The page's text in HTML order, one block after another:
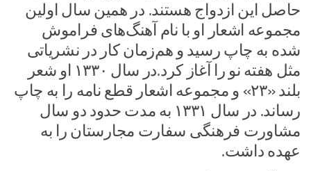
حاصل این ازدواج هستند. در همین سال اولین
مجموعه اشعار او با نام آهنگ‌های فراموش
شده به چاپ رسید و هم‌زمان کار در نشریاتی
مثل هفته نو را آغاز کرد.در سال ۱۳۳۰ او شعر
بلند «۲۳» و مجموعه اشعار قطع نامه را به چاپ
رساند. در سال ۱۳۳۱ به مدت حدود دو سال
مشاورت فرهنگی سفارت مجارستان را به
عهده داشت.